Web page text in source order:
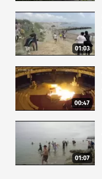
01:03
00:47
01:07